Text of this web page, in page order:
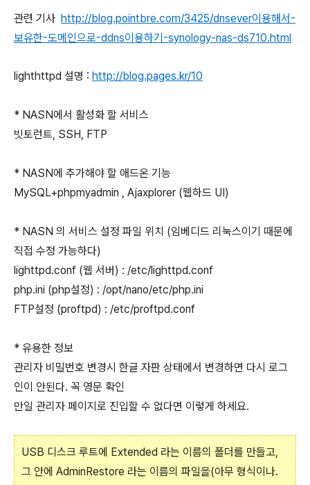
관련 기사 http://blog.pointbre.com/3425/dnsever이용해서-
보유한-도메인으로-ddns이용하기-synology-nas-ds710.html
lighthttpd 설명 : http://blog.pages.kr/10
* NASN에서 활성화 할 서비스
빗토런트, SSH, FTP
* NASN에 추가해야 할 애드온 기능
MySQL+phpmyadmin , Ajaxplorer (웹하드 UI)
* NASN 의 서비스 설정 파일 위치 (임베디드 리눅스이기 때문에
직접 수정 가능하다)
lighttpd.conf (웹 서버) : /etc/lighttpd.conf
php.ini (php설정) : /opt/nano/etc/php.ini
FTP설정 (proftpd) : /etc/proftpd.conf
* 유용한 정보
관리자 비밀번호 변경시 한글 자판 상태에서 변경하면 다시 로그
인이 안된다. 꼭 영문 확인
만일 관리자 페이지로 진입할 수 없다면 이렇게 하세요.
USB 디스크 루트에 Extended 라는 이름의 폴더를 만들고,
그 안에 AdminRestore 라는 이름의 파일을(아무 형식이나.